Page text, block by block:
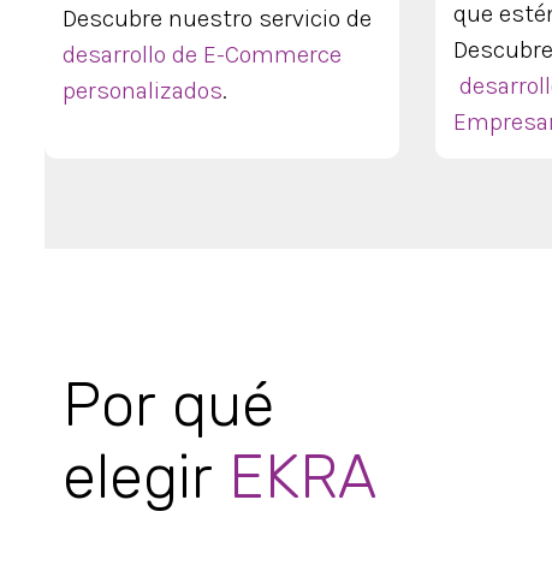
Descubre nuestro servicio de
desarrollo de E-Commerce
personalizados.
que
Por qué
elegir EKRA